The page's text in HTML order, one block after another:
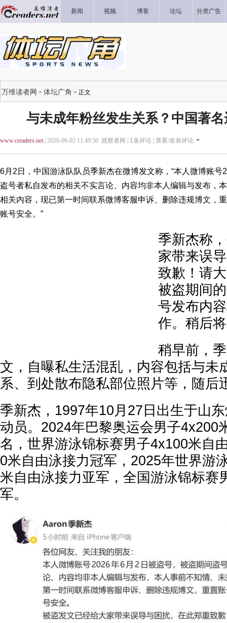
新闻 视频 博客 论坛 分类广告
万维读者网 > 体坛广角 > 正文
与未成年粉丝发生关系？中国著
www.creaders.net| 2026-06-02 11:49:50 观察者网 | 1条评论 | 查看/发表评论
6月2日，中国游泳队队员季新杰在微博发文称，“本人微博账
盗号者私自发布的相关不实言论、内容均非本人编辑与发布，
相关内容，现已第一时间联系微博客服申诉、删除违规博文，
账号安全。”
季新杰称
家带来误
致歉！请
被盗期间
号发布内
作。稍后
稍早前，
文，自曝私生活混乱，内容包括与未
系、到处散布隐私部位照片等，随后
季新杰，1997年10月27日出生于山
动员。2024年巴黎奥运会男子4x200
名，世界游泳锦标赛男子4x100米自
0米自由泳接力冠军，2025年世界游
米自由泳接力亚军，全国游泳锦标赛
军。